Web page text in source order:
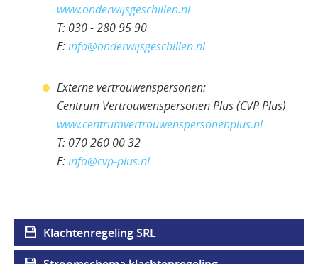
www.onderwijsgeschillen.nl
T: 030 - 280 95 90
E:info@onderwijsgeschillen.nl
Externe vertrouwenspersonen:
Centrum Vertrouwenspersonen Plus (CVP Plus)
www.centrumvertrouwenspersonenplus.nl
T: 070 260 00 32
E:info@cvp-plus.nl
Klachtenregeling SRL